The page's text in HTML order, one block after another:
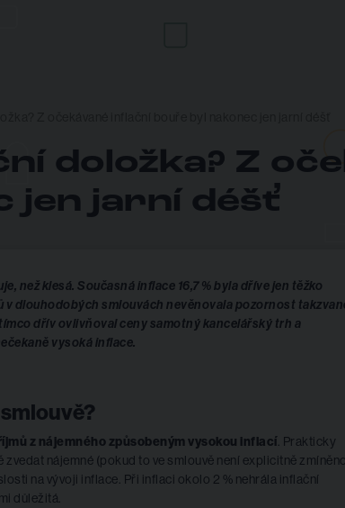
doložka? Z
jen jarní déšť
než klesá. Současná inflace 16,7 % byla dříve jen těžko
dlouhodobých smlouvách nevěnovala pozornost
dřív ovlivňoval ceny samotný kancelářský trh a
vysoká inflace.
z nájemného způsobeným vysokou inflací . Prakticky
nájemné (pokud to ve smlouvě není explicitně
na vývoji inflace. Při inflaci okolo 2 % nehrála inflační
důležitá.